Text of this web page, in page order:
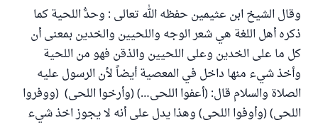
وقال الشيخ ابن عثيمين حفظه الله تعالى : وحدُّ اللحية كما
ذكره أهل اللغة هي شعر الوجه واللحيين والخدين بمعنى أن
كل ما على الخدين وعلى اللحيين والذقن فهو من اللحية
وأخذ شيء منها داخل في المعصية أيضاً لأن الرسول عليه
الصلاة والسلام قال: (أعفوا اللحى…) (وأرخوا اللحى) (ووفروا
اللحى) (وأوفوا اللحى) وهذا يدل على أنه لا يجوز اخذ شيء